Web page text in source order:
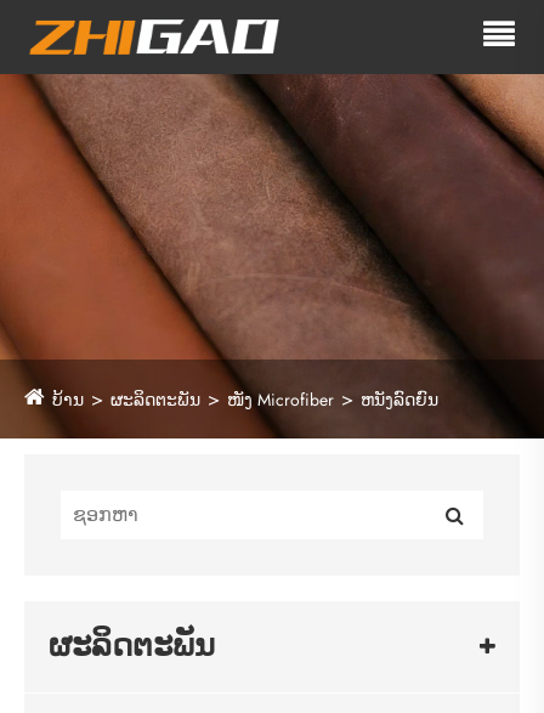
ບ້ານ ຜະລິດຕະພັນ ໜັງ Microfiber ຫນັງລົດຍົນ
ຜະລິດຕະພັນ